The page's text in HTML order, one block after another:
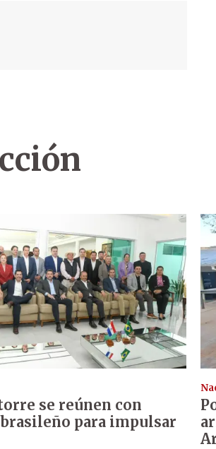
se reúnen con
para impulsar